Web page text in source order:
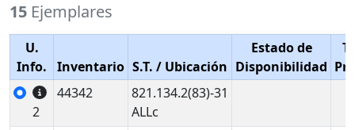
15 Ejemplares
U.
Info.
Inventario S.T. / Ubicación
Estado de
Disponibilidad
2
44342
821.134.2(83)-31
ALLc